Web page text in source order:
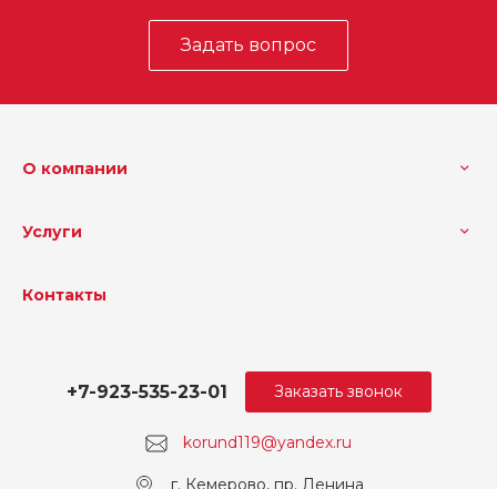
Задать вопрос
О компании
Услуги
Контакты
korund119@yandex.ru
+7-923-535-23-01
г. Кемерово, пр. Ленина
Заказать звонок